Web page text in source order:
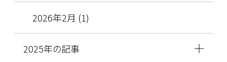
2026年2月 (1)
2025年の記事